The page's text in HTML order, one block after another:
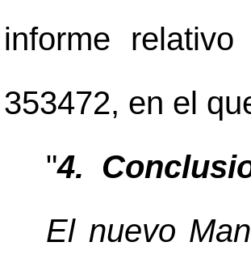
informe
353472, en el
"4.
El nuevo